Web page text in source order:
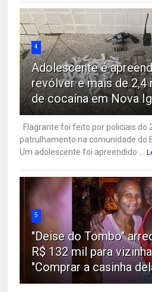
4
Adolescente é
revólver e mais de
de cocaína em Nova
Flagrante foi feito por policiais do
patrulhamento na comunidade do
Um adolescente foi apreendido ...
5
"Deise do Tombo"
R$ 132 mil para
"Comprar a casinha